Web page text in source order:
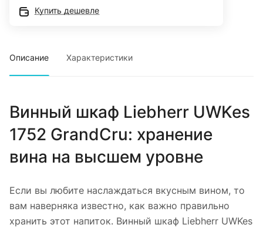
Купить дешевле
Описание Характеристики
Винный шкаф Liebherr UWKes
1752 GrandCru: хранение
вина на высшем уровне
Если вы любите наслаждаться вкусным вином, то
вам наверняка известно, как важно правильно
хранить этот напиток. Винный шкаф Liebherr UWKes